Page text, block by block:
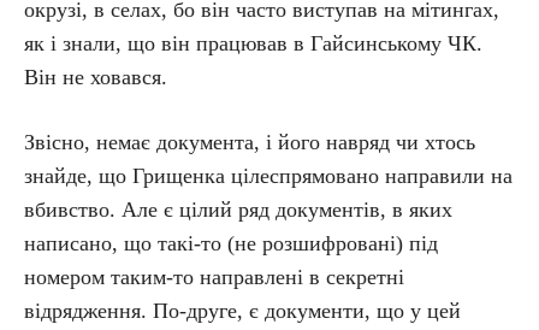
окрузі, в селах, бо він часто виступав на мітингах,
як і знали, що він працював в Гайсинському ЧК.
Він не ховався.
Звісно, немає документа, і його навряд чи хтось
знайде, що Грищенка цілеспрямовано направили на
вбивство. Але є цілий ряд документів, в яких
написано, що такі-то (не розшифровані) під
номером таким-то направлені в секретні
відрядження. По-друге, є документи, що у цей